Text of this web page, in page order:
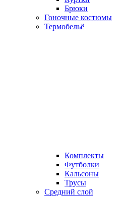
Брюки
Гоночные костюмы
Термобельё
Комплекты
Футболки
Кальсоны
Трусы
Средний слой